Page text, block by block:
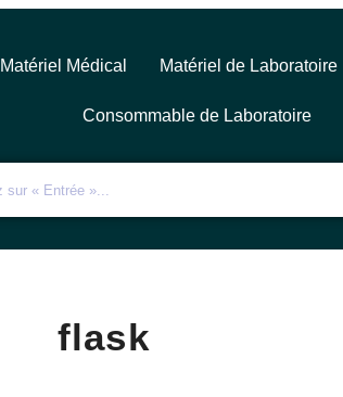
Matériel Médical Matériel de Laboratoire
Consommable de Laboratoire
flask